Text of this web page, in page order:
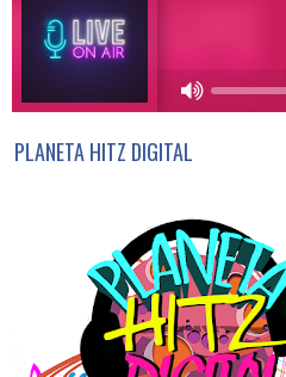
PLANETA HITZ DIGITAL